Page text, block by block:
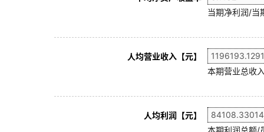
当期净利润/当
人均营业收入【元】
本期营业总收
人均利润【元】
本期利润总额/